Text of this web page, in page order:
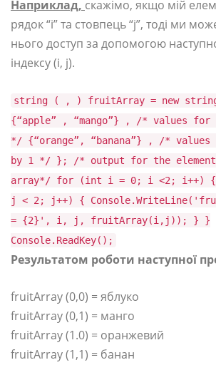
Наприклад, скажімо, якщо мій
рядок “i” та стовпець “j”, тоді ми
нього доступ за допомогою
індексу (i, j).
string ( , ) fruitArray = new
{“apple” , “mango”} , /* values for
*/ {“orange”, “banana”} , /* values
by 1 */ }; /* output for the
array*/ for (int i = 0; i <2; i++)
j < 2; j++) {
= {2}', i, j, fruitArray(i,j)); } }
Console.ReadKey();
Результатом роботи наступної
fruitArray (0,0) = яблуко
fruitArray (0,1) = манго
fruitArray (1.0) = оранжевий
fruitArray (1,1) = банан